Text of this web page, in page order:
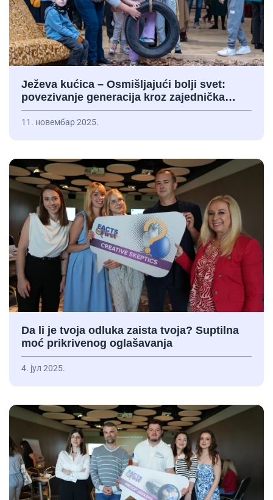
Ježeva kućica – Osmišljajući bolji svet:
povezivanje generacija kroz zajednička…
11. новембар 2025.
Da li je tvoja odluka zaista tvoja? Suptilna
moć prikrivenog oglašavanja
4. јул 2025.